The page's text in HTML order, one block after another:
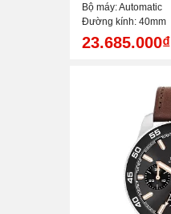
Bộ máy: Automatic
Đường kính: 40mm
23.685.000₫